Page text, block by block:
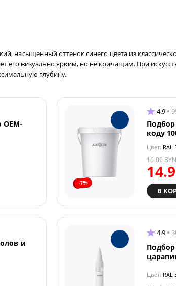
насыщенный оттенок синего цвета из
визуально ярким, но не кричащим. При
глубину.
-7%
4.9
Подбор
коду
Цвет: RAL
16.00BYN
В
и
4.9
Цвет: RAL